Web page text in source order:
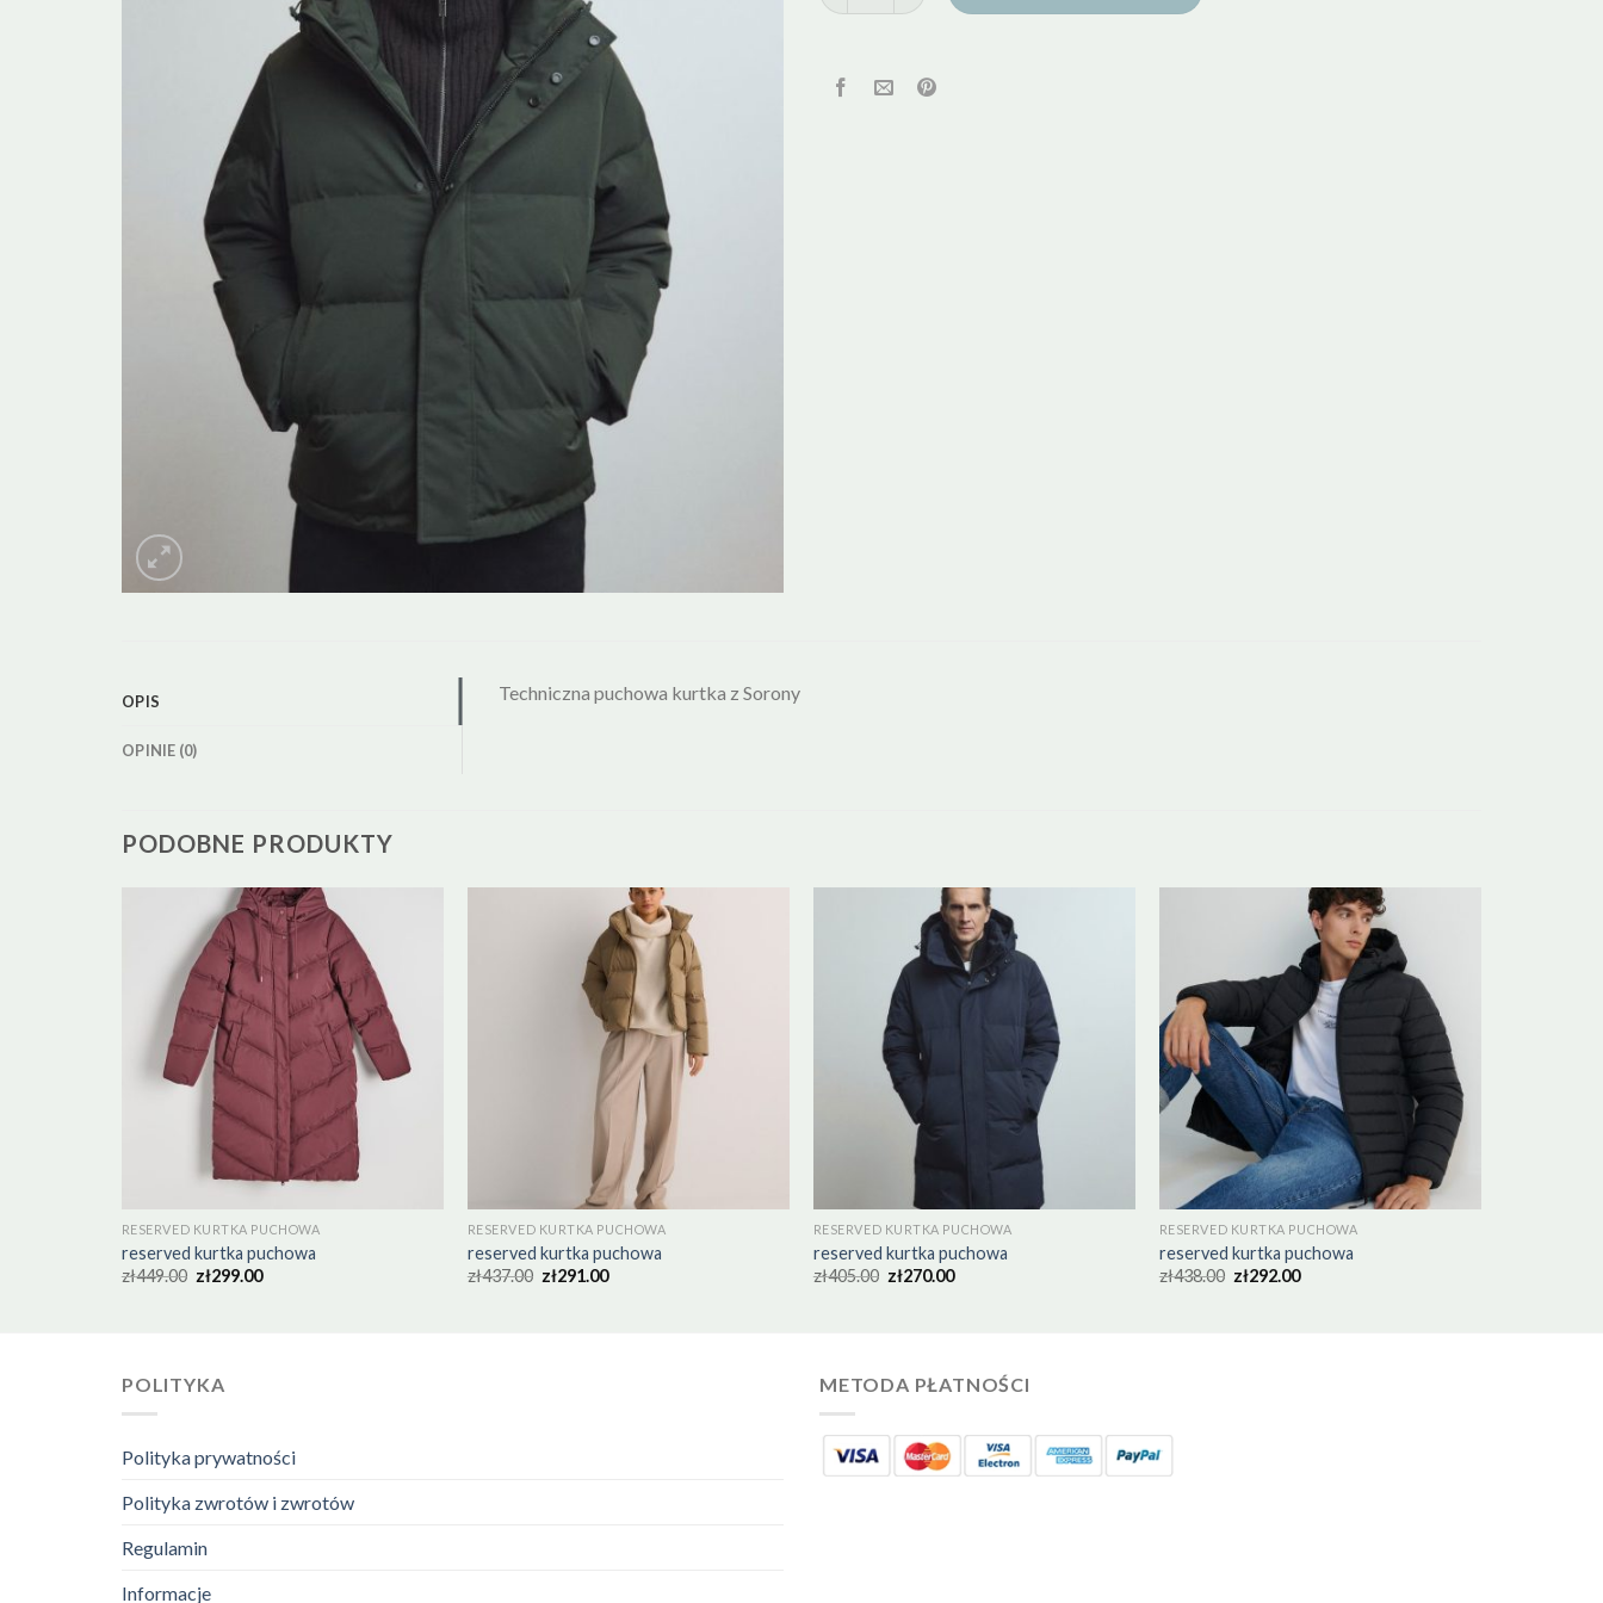
OPIS
OPINIE (0)
Techniczna puchowa kurtka z Sorony
PODOBNE PRODUKTY
RESERVED KURTKA PUCHOWA
reserved kurtka puchowa
zł449.00 zł299.00
RESERVED KURTKA PUCHOWA
reserved kurtka puchowa
zł437.00 zł291.00
RESERVED KURTKA PUCHOWA
reserved kurtka puchowa
zł405.00 zł270.00
RESERVED KURTKA PUCHOWA
reserved kurtka puchowa
zł438.00 zł292.00
POLITYKA
Polityka prywatności
Polityka zwrotów i zwrotów
Regulamin
Informacje
METODA PŁATNOŚCI